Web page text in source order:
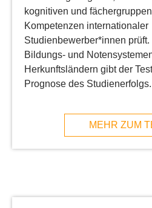
kognitiven und
Kompetenzen internationaler
Studienbewerber*innen
Bildungs- und
Herkunftsländern gibt der
Prognose des Studienerfolgs.
MEHR ZUM